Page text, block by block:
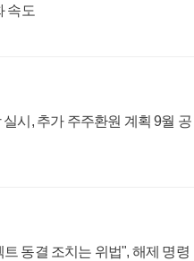
속도
시, 추가 주주환원 계획 9월 공
동결 조치는 위법", 해제 명령